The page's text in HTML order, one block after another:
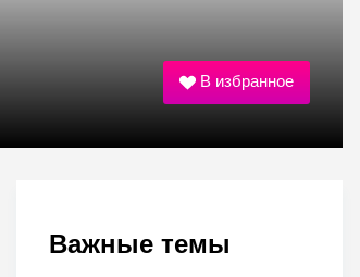
В избранное
Важные темы